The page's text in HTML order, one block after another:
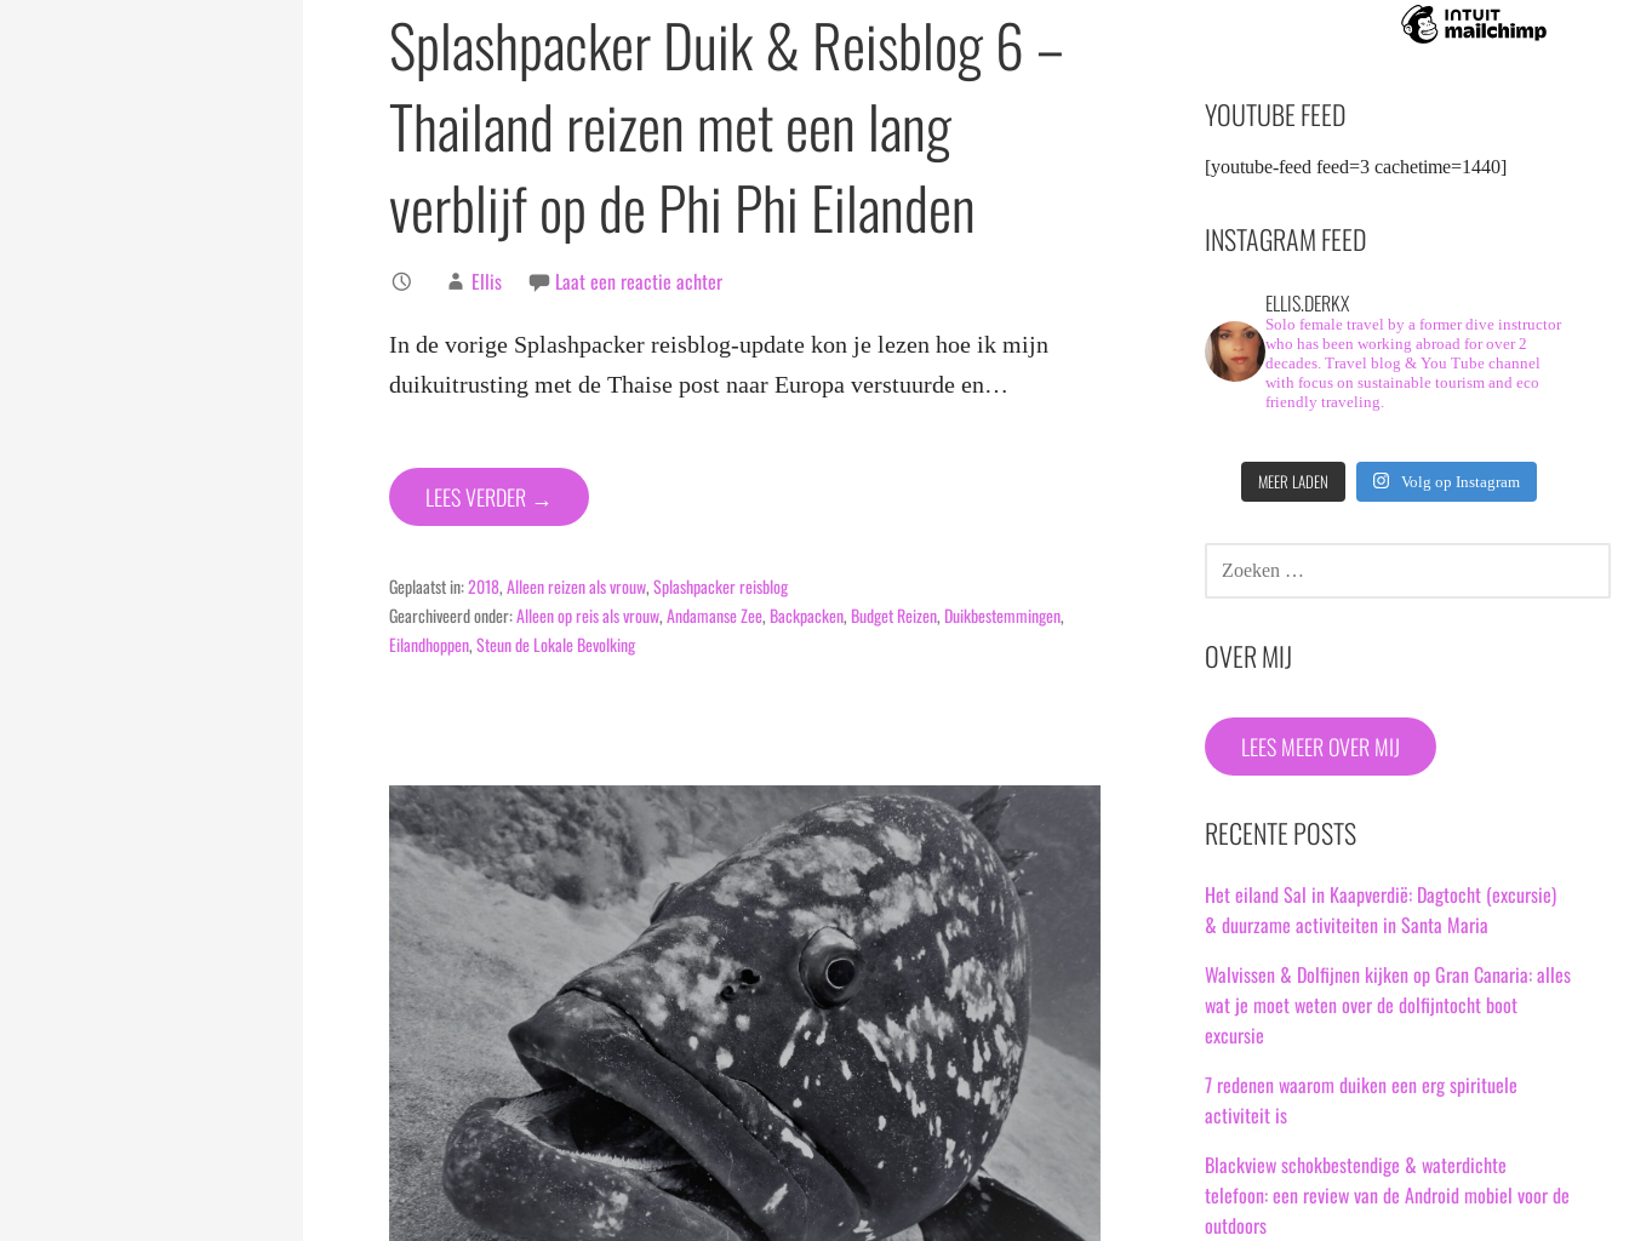
Splashpacker Duik & Reisblog 6 –
Thailand reizen met een lang
verblijf op de Phi Phi Eilanden
Ellis Laat een reactie achter
In de vorige Splashpacker reisblog-update kon je lezen hoe ik mijn
duikuitrusting met de Thaise post naar Europa verstuurde en…
LEES VERDER →
Geplaatst in:2018,Alleen reizen als vrouw,Splashpacker reisblog
Gearchiveerd onder:Alleen op reis als vrouw,Andamanse Zee, Backpacken, Budget Reizen, Duikbestemmingen,
Eilandhoppen,Steun de Lokale Bevolking
YOUTUBE FEED
[youtube-feed feed=3 cachetime=1440]
INSTAGRAM FEED
ELLIS.DERKX
Solo female travel by a former dive instructor
who has been working abroad for over 2
decades. Travel blog & You Tube channel
with focus on sustainable tourism and eco
friendly traveling.
MEER LADEN Volg op Instagram
NAAR:
OVER MIJ
LEES MEER OVER MIJ
RECENTE POSTS
Het eiland Sal in Kaapverdië: Dagtocht (excursie)
& duurzame activiteiten in Santa Maria
Walvissen & Dolfijnen kijken op Gran Canaria: alles
wat je moet weten over de dolfijntocht boot
excursie
7 redenen waarom duiken een erg spirituele
activiteit is
Blackview schokbestendige & waterdichte
telefoon: een review van de Android mobiel voor de
outdoors